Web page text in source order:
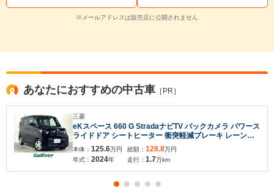
※メールアドレスは販売店に公開されません
あなたにおすすめの中古車 ［PR］
三菱
eKスペース 660 G StradaナビTV バックカメラ パワース
ライドドア シートヒーター 衝突軽減ブレーキ レーンア
シスト オートライト LEDヘッドライト スマートキー プ
ッシュスタート 前後ドライブレコーダー ETC
本体： 125.6万円
年式： 2024年
総額： 128.8万円
走行： 1.7万km